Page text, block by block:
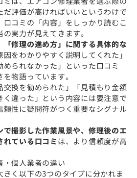
評価が高ければいいというわけで
口コミの「内容」をしっかり読むこ
実力が見えてきます。
修理の進め方」に関する具体的な
をわかりやすく説明してくれた」
められなかった」といった口コミ
物語っています。
交換を勧められた」「見積もり金額
く違った」という内容には要注意で
頼性に疑問符がつく重要なシグナル
で撮影した作業風景や、修理後のエ
れている口コミは、より信頼度が高
・個人業者の違い
きく以下の3つのタイプに分かれま